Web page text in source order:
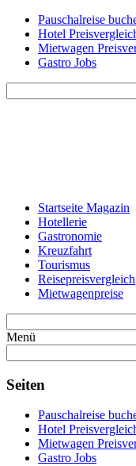
Pauschalreise
Hotel
Mietwagen
Gastro Jobs
Startseite Magazin
Hotellerie
Gastronomie
Kreuzfahrt
Tourismus
Reisepreisvergleich
Mietwagenpreise
Menü
Seiten
Pauschalreise
Hotel
Mietwagen
Gastro Jobs